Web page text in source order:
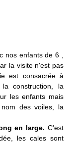
nos enfants de 6 ,
la visite n'est pas
est consacrée à
la construction, la
les enfants mais
des voiles, la
en large. C'est
les cales sont